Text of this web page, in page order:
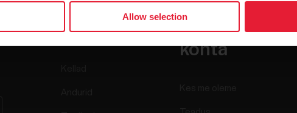
Allow selection
Tooted
Teave Polari
kohta